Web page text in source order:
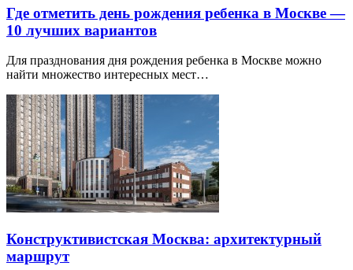
Где отметить день рождения ребенка в Москве —
10 лучших вариантов
Для празднования дня рождения ребенка в Москве можно
найти множество интересных мест…
Конструктивистская Москва: архитектурный
маршрут